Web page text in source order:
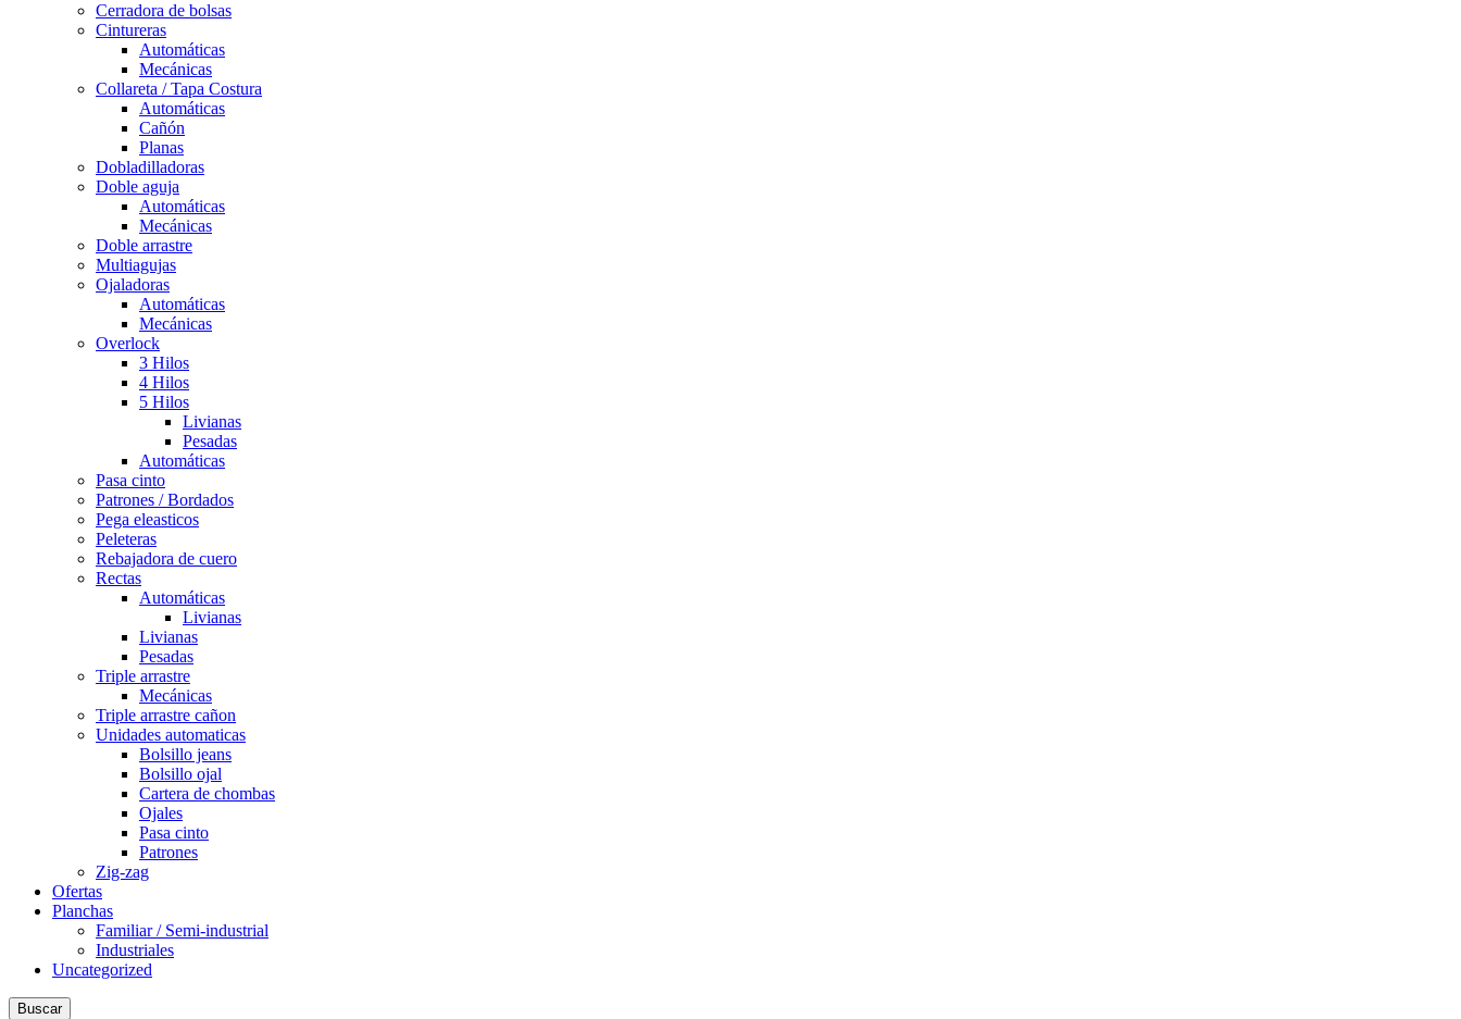
Cerradora de bolsas
Cintureras
Automáticas
Mecánicas
Collareta / Tapa Costura
Automáticas
Cañón
Planas
Dobladilladoras
Doble aguja
Automáticas
Mecánicas
Doble arrastre
Multiagujas
Ojaladoras
Automáticas
Mecánicas
Overlock
3 Hilos
4 Hilos
5 Hilos
Livianas
Pesadas
Automáticas
Pasa cinto
Patrones / Bordados
Pega eleasticos
Peleteras
Rebajadora de cuero
Rectas
Automáticas
Livianas
Livianas
Pesadas
Triple arrastre
Mecánicas
Triple arrastre cañon
Unidades automaticas
Bolsillo jeans
Bolsillo ojal
Cartera de chombas
Ojales
Pasa cinto
Patrones
Zig-zag
Ofertas
Planchas
Familiar / Semi-industrial
Industriales
Uncategorized
Buscar